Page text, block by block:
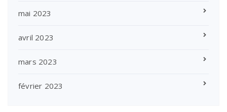
mai 2023
avril 2023
mars 2023
février 2023